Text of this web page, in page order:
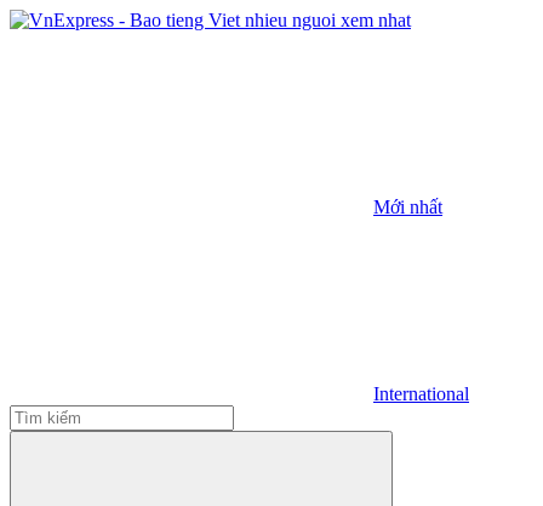
Mới nhất
International